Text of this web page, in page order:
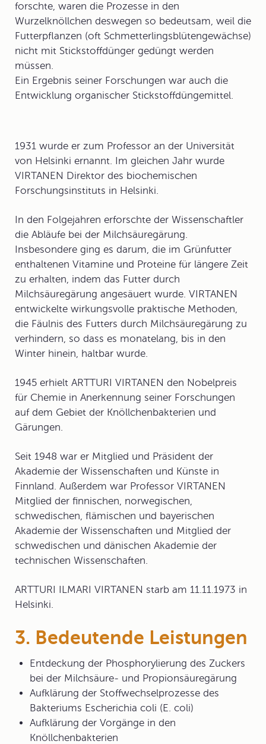
forschte, waren die Prozesse in den
Wurzelknöllchen deswegen so bedeutsam, weil die
Futterpflanzen (oft Schmetterlingsblütengewächse)
nicht mit Stickstoffdünger gedüngt werden
müssen.
Ein Ergebnis seiner Forschungen war auch die
Entwicklung organischer Stickstoffdüngemittel.
1931 wurde er zum Professor an der Universität
von Helsinki ernannt. Im gleichen Jahr wurde
VIRTANEN Direktor des biochemischen
Forschungsinstituts in Helsinki.
In den Folgejahren erforschte der Wissenschaftler
die Abläufe bei der Milchsäuregärung.
Insbesondere ging es darum, die im Grünfutter
enthaltenen Vitamine und Proteine für längere Zeit
zu erhalten, indem das Futter durch
Milchsäuregärung angesäuert wurde. VIRTANEN
entwickelte wirkungsvolle praktische Methoden,
die Fäulnis des Futters durch Milchsäuregärung zu
verhindern, so dass es monatelang, bis in den
Winter hinein, haltbar wurde.
1945 erhielt ARTTURI VIRTANEN den Nobelpreis
für Chemie in Anerkennung seiner Forschungen
auf dem Gebiet der Knöllchenbakterien und
Gärungen.
Seit 1948 war er Mitglied und Präsident der
Akademie der Wissenschaften und Künste in
Finnland. Außerdem war Professor VIRTANEN
Mitglied der finnischen, norwegischen,
schwedischen, flämischen und bayerischen
Akademie der Wissenschaften und Mitglied der
schwedischen und dänischen Akademie der
technischen Wissenschaften.
ARTTURI ILMARI VIRTANEN starb am 11.11.1973 in
Helsinki.
3. Bedeutende Leistungen
Entdeckung der Phosphorylierung des Zuckers
bei der Milchsäure- und Propionsäuregärung
Aufklärung der Stoffwechselprozesse des
Bakteriums Escherichia coli (E. coli)
Aufklärung der Vorgänge in den
Knöllchenbakterien